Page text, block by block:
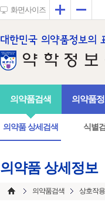
화면사이즈 확대
의약품검색
의약품 상세검색 식별
의약품
의약품 상세정보
의약품검색 상호작용